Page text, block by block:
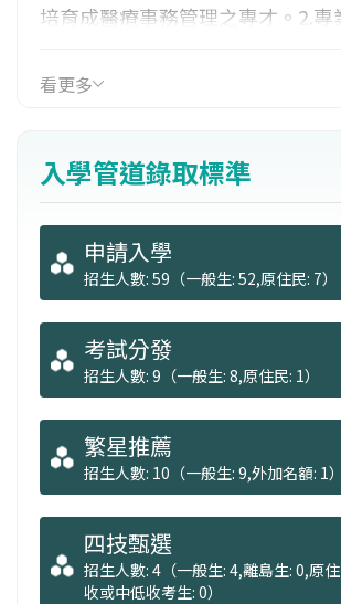
培育成醫療事務管理之專才。2.專
專業知能培育與國際視野開拓。 3.
互動氛圍。5.在本校醫學院區上課。
看更多
入學管道錄取標準
申請入學
招生人數: 59（一般生: 52,原住民: 7）
考試分發
招生人數: 9（一般生: 8,原住民: 1）
繁星推薦
招生人數: 10（一般生: 9,外加名額: 1）
四技甄選
招生人數: 4（一般生: 4,離島生: 0,原
收或中低收考生: 0）